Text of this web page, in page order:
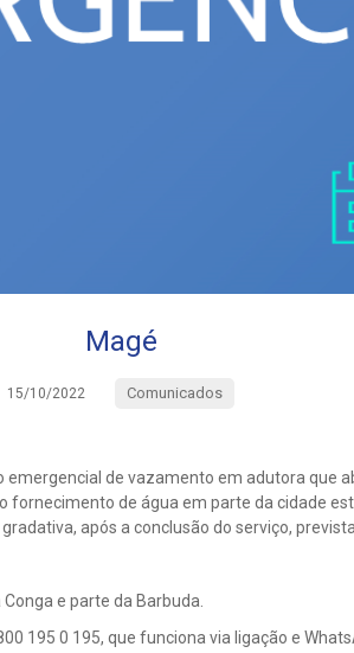
Magé
15/10/2022 Comunicados
de vazamento em adutora que
fornecimento de água em parte da cidade
após a conclusão do serviço,
e parte da Barbuda.
195 0 195, que funciona via ligação e